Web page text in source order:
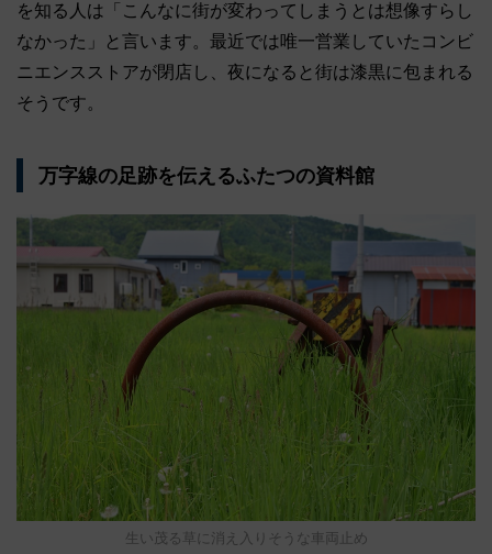
を知る人は「こんなに街が変わってしまうとは想像すらし
なかった」と言います。最近では唯一営業していたコンビ
ニエンスストアが閉店し、夜になると街は漆黒に包まれる
そうです。
万字線の足跡を伝えるふたつの資料館
生い茂る草に消え入りそうな車両止め